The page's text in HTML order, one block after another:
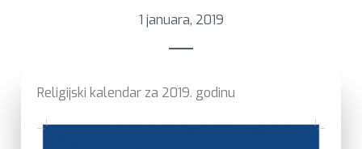
1 januara, 2019
Religijski kalendar za 2019. godinu